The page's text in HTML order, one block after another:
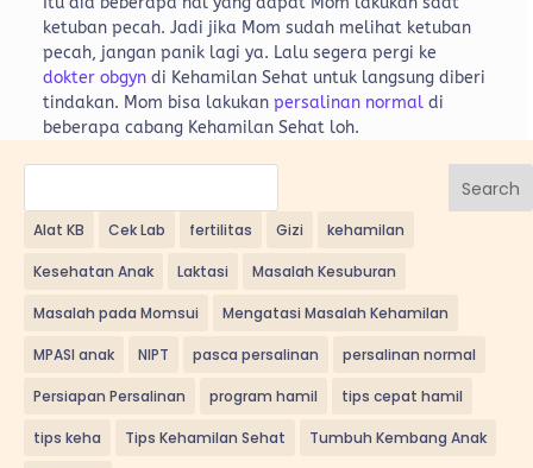
ketuban pecah. Jadi jika Mom sudah melihat ketuban
pecah, jangan panik lagi ya. Lalu segera pergi ke
dokter obgyndi Kehamilan Sehat untuk langsung diberi
tindakan. Mom bisa lakukan persalinan normaldi
beberapa cabang Kehamilan Sehat loh.
Search
Alat KB Cek Lab fertilitas Gizi kehamilan
Kesehatan Anak Laktasi Masalah Kesuburan
Masalah pada Momsui Mengatasi Masalah Kehamilan
MPASI anak NIPT pasca persalinan persalinan normal
Persiapan Persalinan program hamil tips cepat hamil
tips keha Tips Kehamilan Sehat Tumbuh Kembang Anak